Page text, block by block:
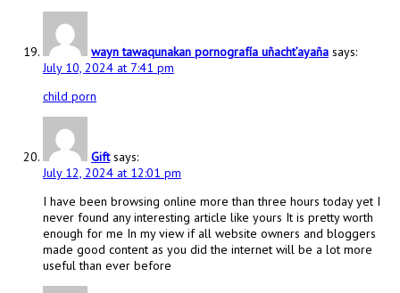
wayn tawaqunakan pornografía uñacht’ayaña says:
July 10, 2024 at 7:41 pm
child porn
Gift says:
July 12, 2024 at 12:01 pm
I have been browsing online more than three hours today yet I
never found any interesting article like yours It is pretty worth
enough for me In my view if all website owners and bloggers
made good content as you did the internet will be a lot more
useful than ever before